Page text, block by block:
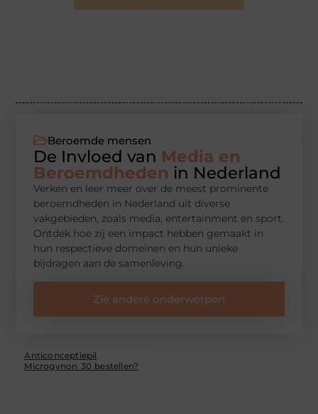
Beroemde mensen
De Invloed van Media en
Beroemdheden in Nederland
Verken en leer meer over de meest prominente
beroemdheden in Nederland uit diverse
vakgebieden, zoals media, entertainment en sport.
Ontdek hoe zij een impact hebben gemaakt in
hun respectieve domeinen en hun unieke
bijdragen aan de samenleving.
Zie andere onderwerpen
Anticonceptiepil
Microgynon 30 bestellen?